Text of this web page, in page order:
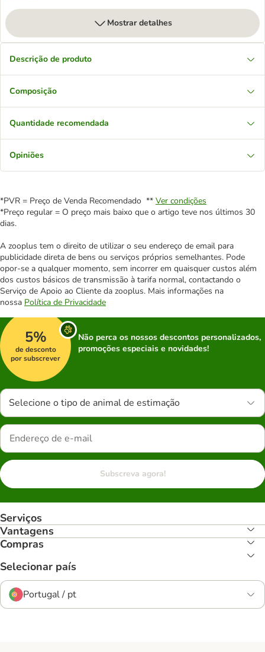
Mostrar detalhes
Descrição de produto
Composição
Quantidade recomendada
Opiniões
*PVR = Preço de Venda Recomendado ** Ver condições
*Preço regular = O preço mais baixo que o artigo teve nos últimos 30
dias.
A zooplus tem o direito de utilizar o seu endereço de email para
publicidade direta de bens ou serviços próprios semelhantes. Pode
opor-se a qualquer momento, sem incorrer em quaisquer custos além
dos custos básicos de transmissão à tarifa normal, contactando o
Serviço de Apoio ao Cliente da zooplus. Mais informações na
nossa Política de Privacidade
5%
de desconto
por subscrever
Não perca os nossos descontos personalizados,
promoções especiais e novidades!
Selecione o tipo de animal de estimação
Subscreva agora!
Serviços
Vantagens
Compras
Selecionar país
Portugal / pt